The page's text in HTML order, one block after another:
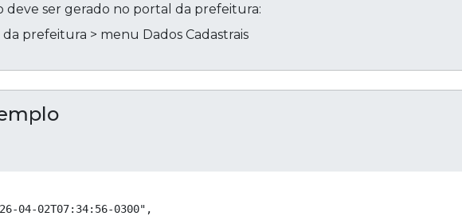
deve ser gerado no portal da prefeitura:
prefeitura > menu Dados Cadastrais
04-02T07:34:56-0300",